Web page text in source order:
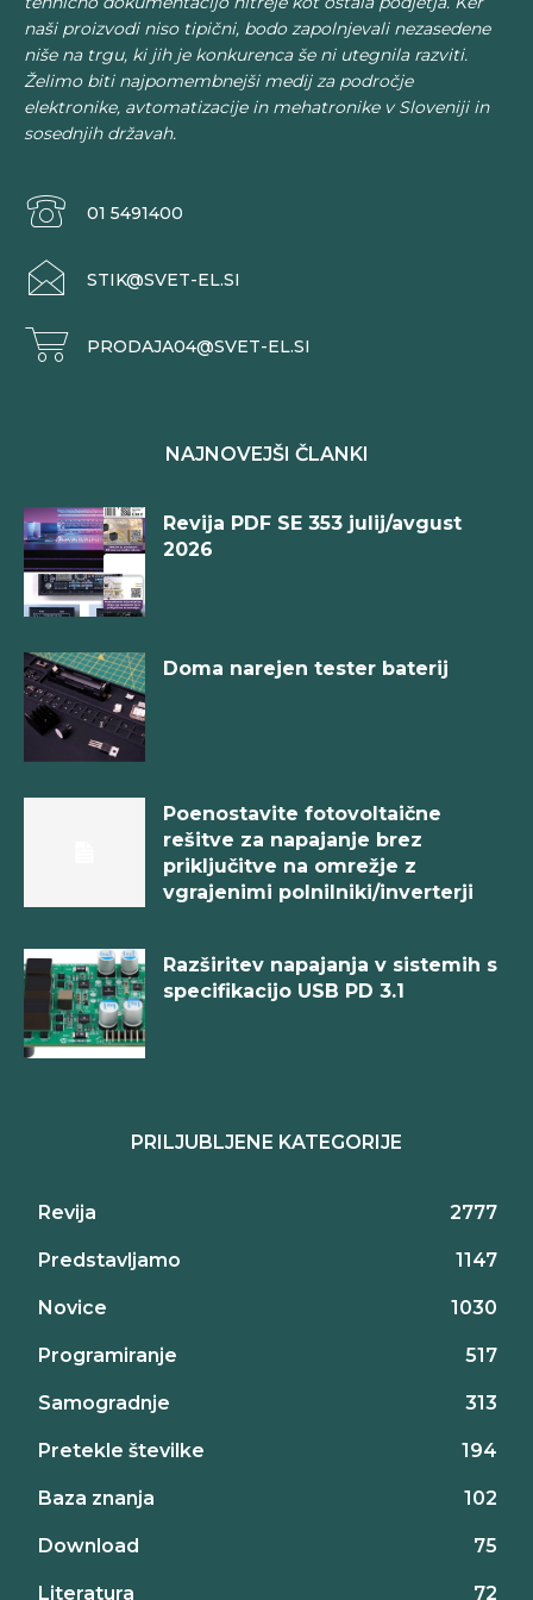
naši proizvodi niso tipični, bodo zapolnjevali nezasedene
niše na trgu, ki jih je konkurenca še ni utegnila razviti.
Želimo biti najpomembnejši medij za področje
elektronike, avtomatizacije in mehatronike v Sloveniji in
sosednjih državah.
01 5491400
STIK@SVET-EL.SI
PRODAJA04@SVET-EL.SI
NAJNOVEJŠI ČLANKI
Revija PDF SE 353 julij/avgust
2026
Doma narejen tester baterij
Poenostavite fotovoltaične
rešitve za napajanje brez
priključitve na omrežje z
vgrajenimi polnilniki/inverterji
Razširitev napajanja v sistemih s
specifikacijo USB PD 3.1
PRILJUBLJENE KATEGORIJE
Revija 2777
Predstavljamo 1147
Novice 1030
Programiranje 517
Samogradnje 313
Pretekle številke 194
Baza znanja 102
Download 75
Literatura 72